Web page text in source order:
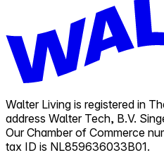
Walter Living is registered in
address Walter Tech, B.V.
Our Chamber of Commerce
tax ID is NL859636033B01.